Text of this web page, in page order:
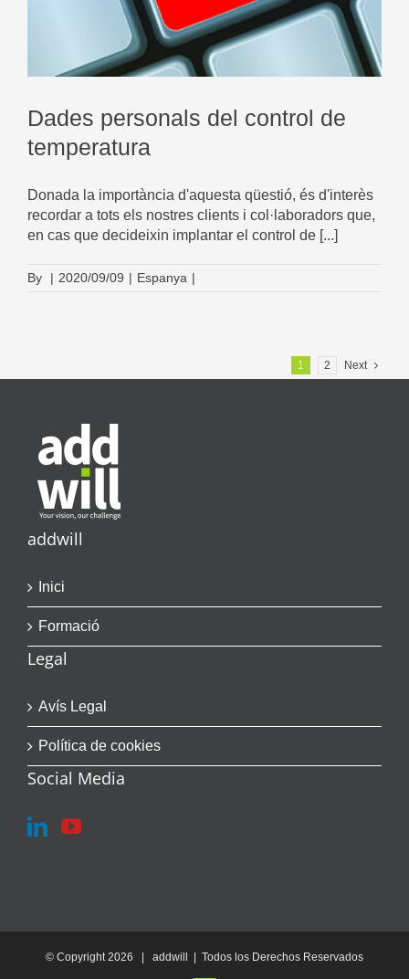
Dades personals del control de
temperatura
Donada la importància d'aquesta qüestió, és d'interès
recordar a tots els nostres clients i col·laboradors que,
en cas que decideixin implantar el control de [...]
By | 2020/09/09 | Espanya |
1 2 Next
addwill
Inici
Formació
Legal
Avís Legal
Política de cookies
Social Media
© Copyright2026 | addwill | Todos los Derechos Reservados